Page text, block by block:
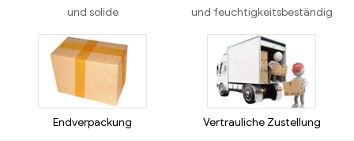
und solide
und feuchtigkeitsbeständig
Endverpackung Vertrauliche Zustellung